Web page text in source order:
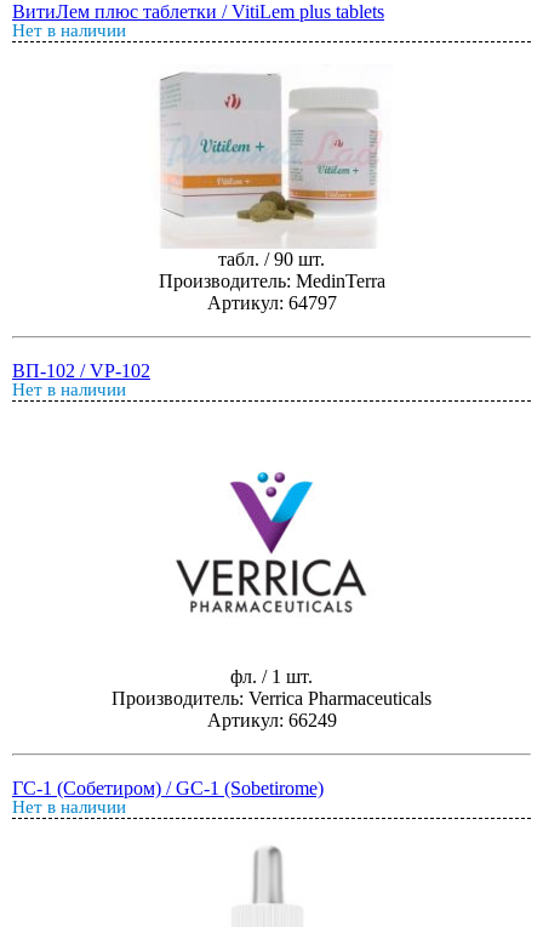
ВитиЛем плюс таблетки / VitiLem plus tablets
Нет в наличии
табл. / 90 шт.
Производитель: MedinTerra
Артикул: 64797
ВП-102 / VP-102
Нет в наличии
фл. / 1 шт.
Производитель: Verrica Pharmaceuticals
Артикул: 66249
ГC-1 (Собетиром) / GC-1 (Sobetirome)
Нет в наличии